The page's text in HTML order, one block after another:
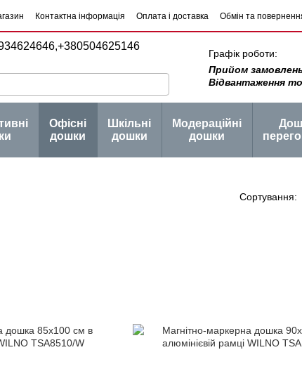
Контактна інформація Оплата і доставка
Обмін та
+380504625146
Графік роботи:
Прийом
Відвантаження
Офісні
дошки
Шкільні
дошки
Модераційні
дошки
Сортування: